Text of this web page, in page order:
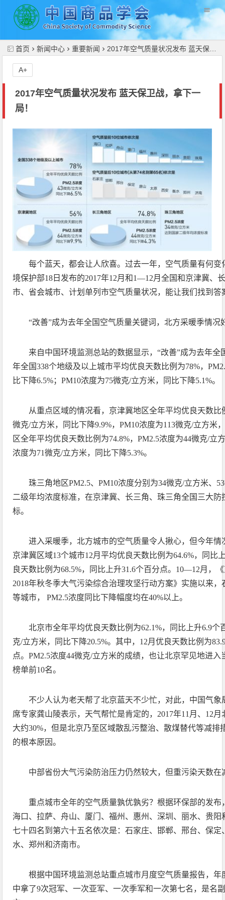
首页 新闻中心 重要新闻 2017年空气质量状况发布 蓝天保卫战，拿下一局！
2017年空气质量状况发布 蓝天保卫战，拿下一
局！
A+
每个蓝天，都会让人欣喜。过去一年，空气质量有何
境保护部18日发布的2017年12月和1—12月全国和京津冀、
市、省会城市、计划单列市空气质量状况，能让我们找到答
“改善”成为去年全国空气质量关键词，北方采暖季情况
来自中国环境监测总站的数据显示，“改善”成为去年全
年全国338个地级及以上城市平均优良天数比例为78%，
比下降6.5%；PM10浓度为75微克/立方米，同比下降5.1%。
从重点区域的情况看，京津冀地区全年平均优良天数比
微克/立方米，同比下降9.9%，PM10浓度为113微克/立方米
区全年平均优良天数比例为74.8%，PM2.5浓度为44微克/立
浓度为71微克/立方米，同比下降5.3%。
珠三角地区PM2.5、PM10浓度分别为34微克/立方米、
二级年均浓度标准，在京津冀、长三角、珠三角全国三大防
标。
进入采暖季，北方城市的空气质量令人揪心，但今年
京津冀区域13个城市12月平均优良天数比例为64.6%，同比
良天数比例为68.5%，同比上升31.6个百分点。10—12月，
2018年秋冬季大气污染综合治理攻坚行动方案》实施以来
等城市， PM2.5浓度同比下降幅度均在40%以上。
北京市全年平均优良天数比例为62.1%，同比上升6.9个
克/立方米，同比下降20.5%。其中，12月优良天数比例为
点。PM2.5浓度44微克/立方米的成绩，也让北京罕见地进
榜单前10名。
不少人认为老天帮了北京蓝天不少忙，对此，中国气
席专家龚山陵表示，天气帮忙是肯定的，2017年11月、12
大约30%，但是北京乃至区域散乱污整治、散煤替代等减排
的根本原因。
中部省份大气污染防治压力仍然较大，但重污染天数在
重点城市全年的空气质量孰优孰劣？根据环保部的发布
海口、拉萨、舟山、厦门、福州、惠州、深圳、丽水、贵阳
七十四名到第六十五名依次是：石家庄、邯郸、邢台、保
水、郑州和济南市。
根据中国环境监测总站重点城市月度空气质量报告，年
中拿了9次冠军、一次亚军、一次季军和一次第七名，是名